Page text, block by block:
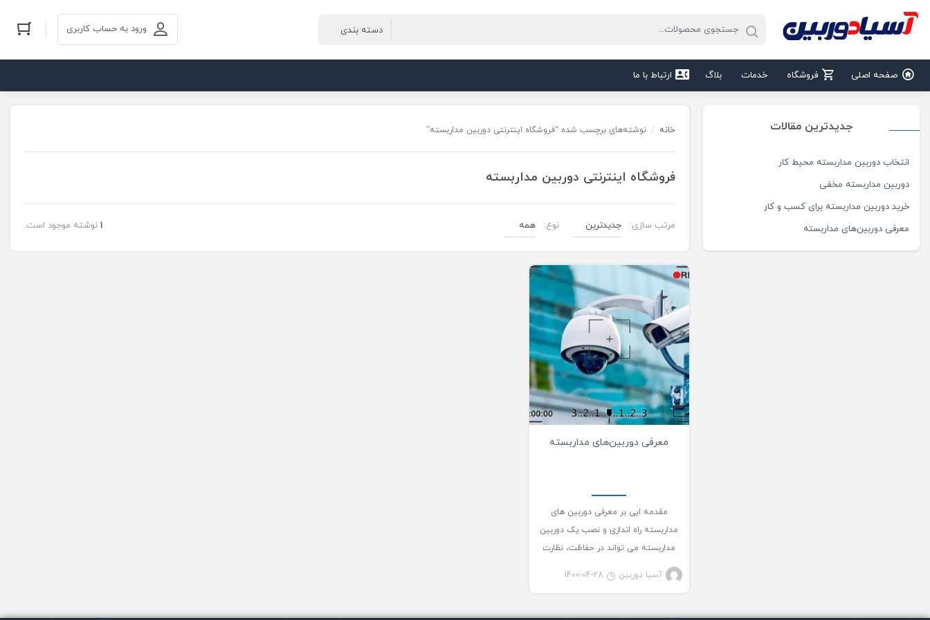
ورود به حساب کاربری
صفحه اصلی فروشگاه خدمات بلاگ ارتباط با ما
جدیدترین مقالات
انتخاب دوربین مداربسته محیط کار
دوربین مداربسته مخفی
خرید دوربین مداربسته برای کسب و کار
معرفی دوربین‌های مداربسته
خانه / نوشته‌های برچسب شده “فروشگاه اینترنتی دوربین مداربسته”
فروشگاه اینترنتی دوربین مداربسته
مرتب سازی: نوع: 1 نوشته موجود است.
معرفی دوربین‌های مداربسته
مقدمه ایی بر معرفی دوربین های
مداربسته راه اندازی و نصب یک دوربین
مداربسته می تواند در حفاظت، نظارت
آسیا دوربین
1400-04-28